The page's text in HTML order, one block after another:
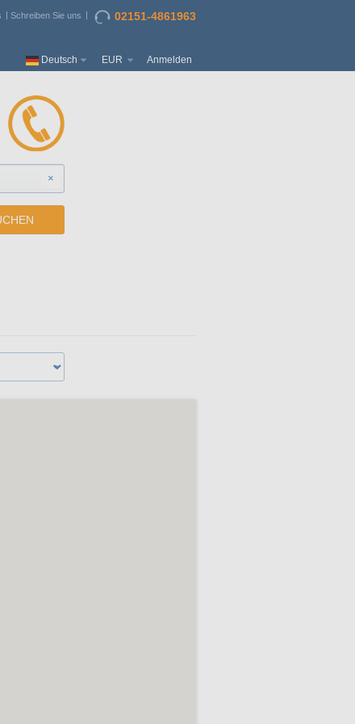
Schreiben Sie uns 02151-4861963
Deutsch EUR Anmelden
×